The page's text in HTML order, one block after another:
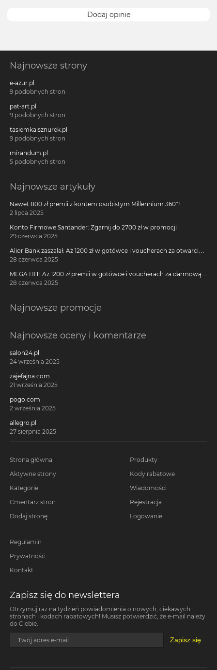
Dodaj opinie
Najnowsze strony
e-azur.pl
9 podobnych stron
pat-art.pl
9 podobnych stron
tasiemkaisznurek.pl
9 podobnych stron
mirandum.pl
5 podobnych stron
Najnowsze artykuły
Nawet 800 zł premii z kontem osobistym Millennium 360°!
2 lipca 2025
Konto Firmowe Santander: Zgarnij do 2700 zł w promocji
29 czerwca 2025
Alior Bank zaszalał: Aż 1200 zł w gotówce i voucherach za otwarcie
darmowego konta!
28 czerwca 2025
MEGA HIT: Aż 1200 zł premii w gotówce i voucherach za darmową
kartę kredytową Citi Simplicity
28 czerwca 2025
Najnowsze promocje
Najnowsze oceny i komentarze
salon24.pl
24 września 2025
zajefajna.com
21 września 2025
pogo.com
2 września 2025
allegro.pl
27 sierpnia 2025
Strona główna
Aktywne strony
Kategorie
Cmentarz stron
Dodaj stronę
Produkty
Kody rabatowe
Wiadomości
Rejestracja
Logowanie
Regulamin
Prywatność
Kontakt
Zapisz się do newslettera
Otrzymuj raz na tydzień powiadomienia o nowych, ciekawych
stronach i kodach rabatowych! Musisz potwierdzić, że e-mail należy
do Ciebie.
Twój adres e-mail Zapisz się